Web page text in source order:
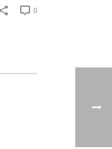
0